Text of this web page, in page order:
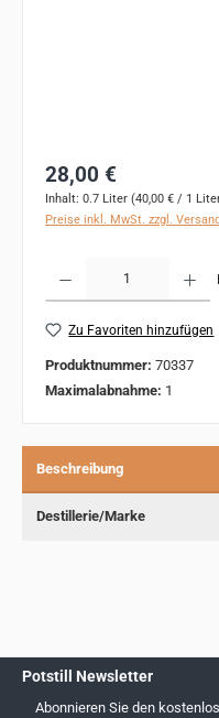
Regulärer Preis:
28,00 €
Inhalt: 0.7 Liter (40,00 € / 1
Preise inkl. MwSt. zzgl.
Zu Favoriten hinzufügen
Produktnummer: 70337
Maximalabnahme: 1
Beschreibung
Destillerie/Marke
Potstill Newsletter
Abonnieren Sie den